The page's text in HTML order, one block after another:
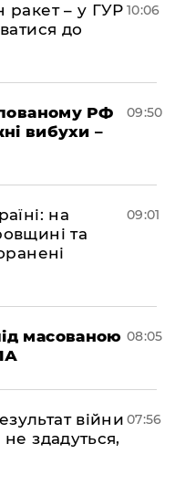
ракет – у ГУР
до
10:06
РФ
вибухи –
09:50
на
та
09:01
масованою 08:05
війни
здадуться,
07:56